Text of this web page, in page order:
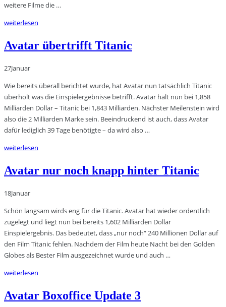
weitere Filme die …
weiterlesen
Avatar übertrifft Titanic
27Januar
Wie bereits überall berichtet wurde, hat Avatar nun tatsächlich Titanic
überholt was die Einspielergebnisse betrifft. Avatar hält nun bei 1,858
Milliarden Dollar – Titanic bei 1,843 Milliarden. Nächster Meilenstein wird
also die 2 Milliarden Marke sein. Beeindruckend ist auch, dass Avatar
dafür lediglich 39 Tage benötigte – da wird also …
weiterlesen
Avatar nur noch knapp hinter Titanic
18Januar
Schön langsam wirds eng für die Titanic. Avatar hat wieder ordentlich
zugelegt und liegt nun bei bereits 1,602 Milliarden Dollar
Einspielergebnis. Das bedeutet, dass „nur noch“ 240 Millionen Dollar auf
den Film Titanic fehlen. Nachdem der Film heute Nacht bei den Golden
Globes als Bester Film ausgezeichnet wurde und auch …
weiterlesen
Avatar Boxoffice Update 3